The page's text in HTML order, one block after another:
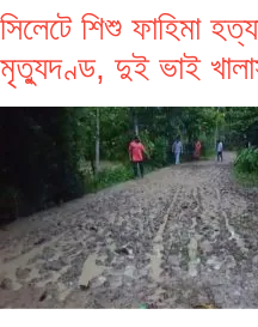
সিলেটে শিশু ফাহিমা
মৃত্যুদণ্ড, দুই ভাই